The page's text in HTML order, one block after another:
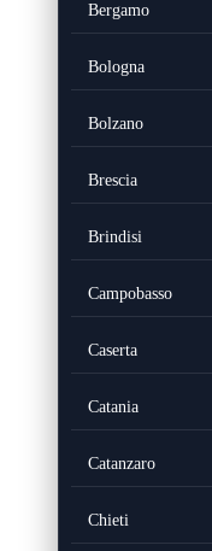
Bergamo
Bologna
Bolzano
Brescia
Brindisi
Campobasso
Caserta
Catania
Catanzaro
Chieti